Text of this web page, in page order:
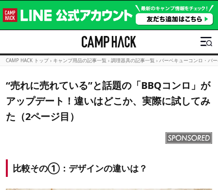
CAMP HACK トップ › キャンプ用品の記事一覧 › 調理器具の記事一覧 › バーベキューコンロ・バ
“売れに売れている”と話題の「BBQコンロ」が
アップデート！違いはどこか、実際に試してみ
た（2ページ目）
比較その①：デザインの違いは？